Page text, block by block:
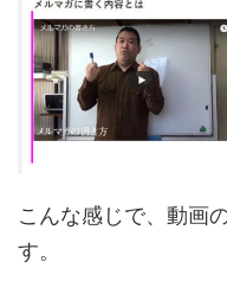
こんな感じで、動画
す。